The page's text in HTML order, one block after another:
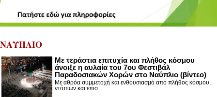
ΝΑΥΠΛΙΟ
Με τεράστια επιτυχία και πλήθος κόσμου
άνοιξε η αυλαία του 7ου Φεστιβάλ
Παραδοσιακών Χορών στο Ναύπλιο (βίντεο)
Με αθρόα συμμετοχή και ενθουσιασμό από πλήθος κόσμου,
ντόπιων και επισ...